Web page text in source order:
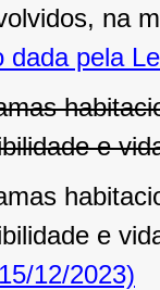
na
dada pela
e
e
12/2023)